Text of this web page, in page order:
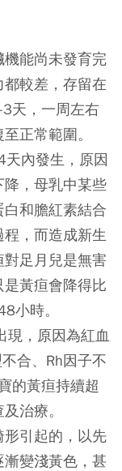
能尚未發育完
較差，存留在
天，一周左右
正常範圍。
內發生，原因
，母乳中某些
和膽紅素結合
，而造成新生
足月兒是無害
黃疸會降得比
小時。
現，原因為紅血
合、Rh因子不
的黃疸持續超
治療。
引起的，以先
變淺黃色，甚